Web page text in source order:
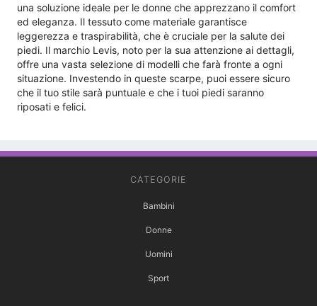
una soluzione ideale per le donne che apprezzano il comfort
ed eleganza. Il tessuto come materiale garantisce
leggerezza e traspirabilità, che è cruciale per la salute dei
piedi. Il marchio Levis, noto per la sua attenzione ai dettagli,
offre una vasta selezione di modelli che farà fronte a ogni
situazione. Investendo in queste scarpe, puoi essere sicuro
che il tuo stile sarà puntuale e che i tuoi piedi saranno
riposati e felici.
CATEGORIE
Bambini
Donne
Uomini
Sport